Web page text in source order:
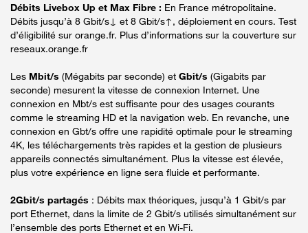
Débits Livebox Up et Max Fibre : En France métropolitaine.
Débits jusqu’à 8 Gbit/s↓ et 8 Gbit/s↑, déploiement en cours. Test
d’éligibilité sur orange.fr. Plus d’informations sur la couverture sur
reseaux.orange.fr
Les Mbit/s (Mégabits par seconde) et Gbit/s (Gigabits par
seconde) mesurent la vitesse de connexion Internet. Une
connexion en Mbt/s est suffisante pour des usages courants
comme le streaming HD et la navigation web. En revanche, une
connexion en Gbt/s offre une rapidité optimale pour le streaming
4K, les téléchargements très rapides et la gestion de plusieurs
appareils connectés simultanément. Plus la vitesse est élevée,
plus votre expérience en ligne sera fluide et performante.
2Gbit/s partagés : Débits max théoriques, jusqu’à 1 Gbit/s par
port Ethernet, dans la limite de 2 Gbit/s utilisés simultanément sur
l’ensemble des ports Ethernet et en Wi-Fi.